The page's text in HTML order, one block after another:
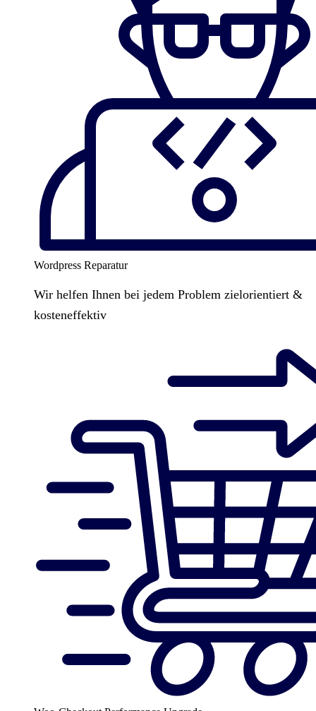
Wordpress Reparatur
Wir helfen Ihnen bei jedem Problem zielorientiert &
kosteneffektiv